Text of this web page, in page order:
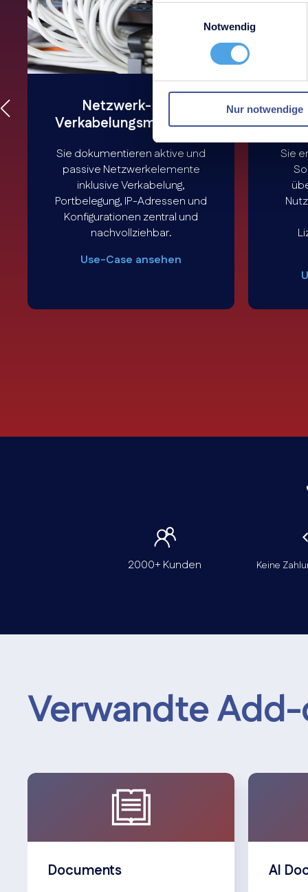
Einwilligungsauswahl
Notwendig
Nur notwendige
Netzwerk- und
Verkabelungsmanagement
Sie dokumentieren aktive und
passive Netzwerkelemente
inklusive Verkabelung,
Portbelegung, IP-Adressen und
Konfigurationen zentral und
nachvollziehbar.
Use-Case ansehen
Sie
2000+ Kunden Keine
Verwandte
Documents AI